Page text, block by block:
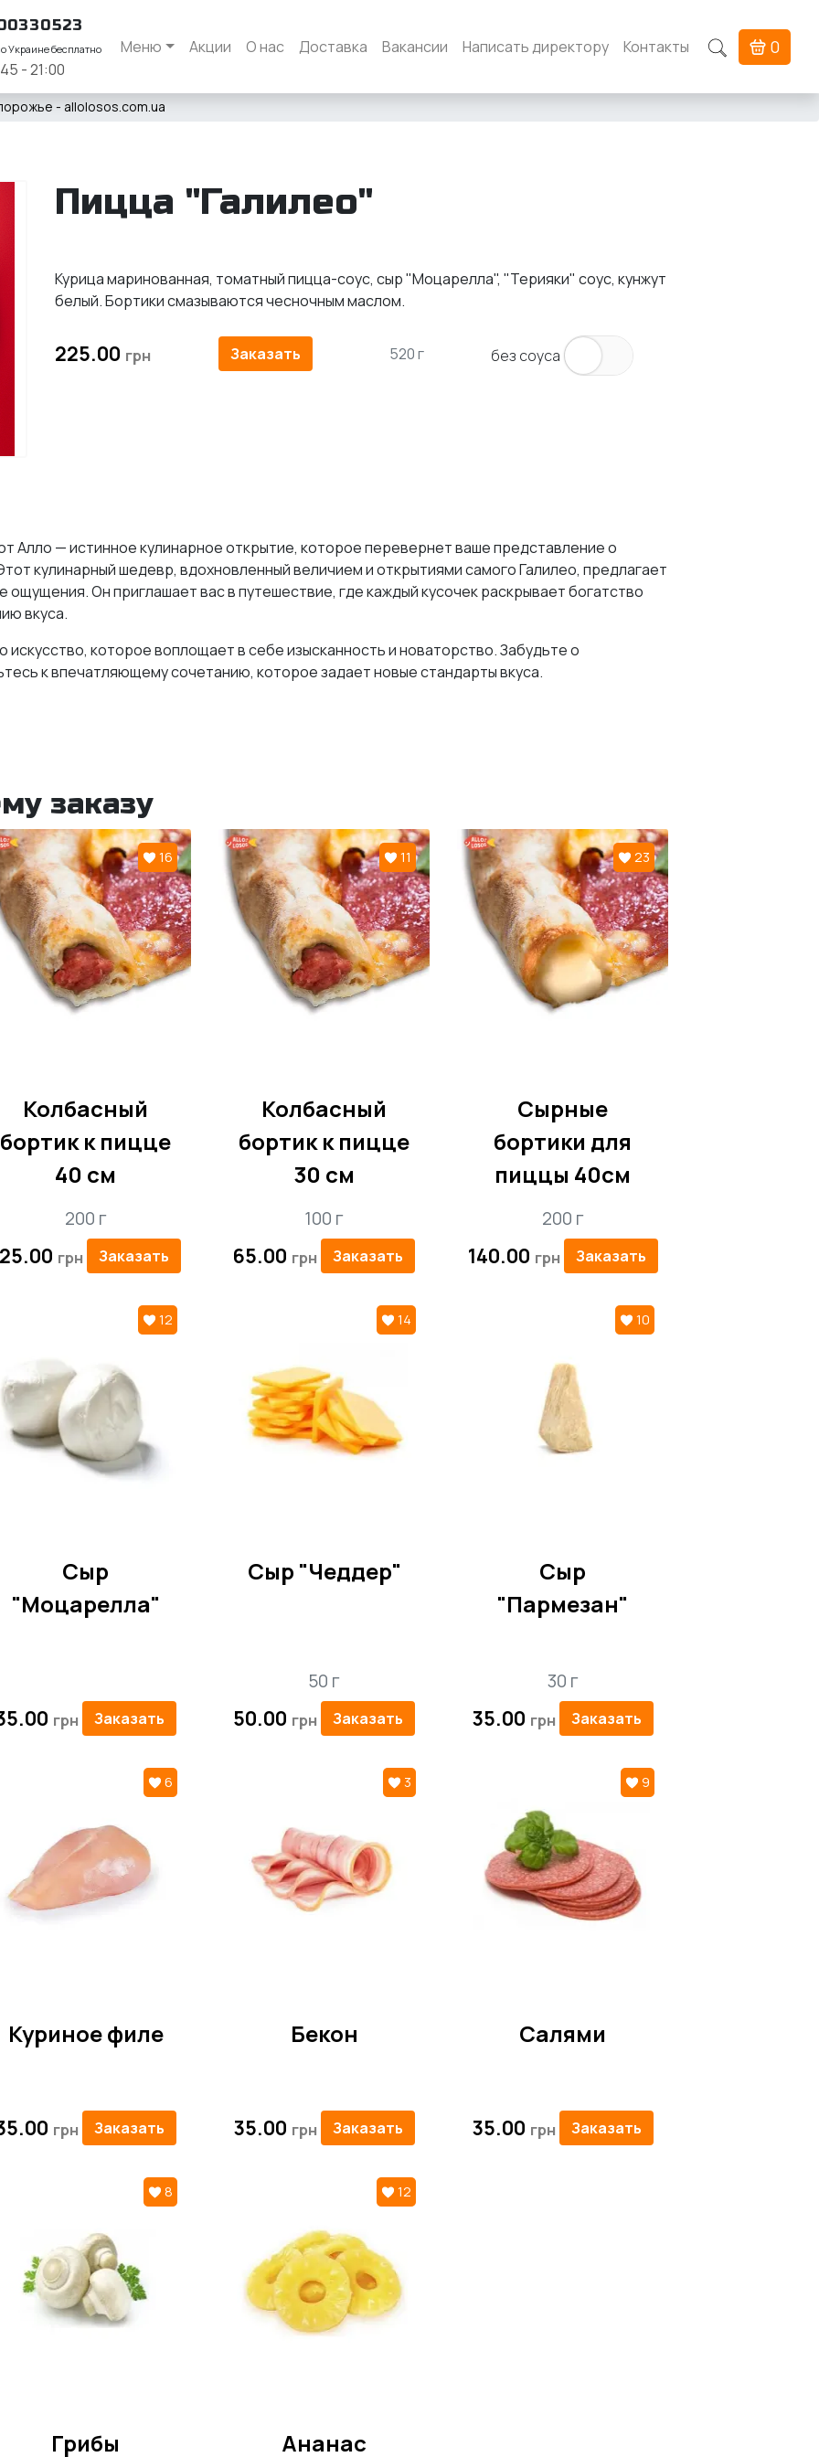
Украине бесплатно
- 21:00
Меню Акции О нас Доставка Вакансии Написать директору Контакты 0
- allolosos.com.ua
Пицца "Галилео"
Курица маринованная, томатный пицца-соус, сыр "Моцарелла", "Терияки" соус, кунжут
белый. Бортики смазываются чесночным маслом.
225.00 Заказать 520 г без соуса
Алло — истинное кулинарное открытие, которое перевернет ваше представление о
кулинарный шедевр, вдохновленный величием и открытиями самого Галилео, предлагает
Он приглашает вас в путешествие, где каждый кусочек раскрывает богатство
вкуса.
которое воплощает в себе изысканность и новаторство. Забудьте о
к впечатляющему сочетанию, которое задает новые стандарты вкуса.
и всегда надежный выбор, придающий яркость и кислинку, создавая идеальный фон для
до золотистой корочки, моцарелла добавляет богатую, кремовую текстуру и
соленые нотки, придавая глубину аромату и экзотическое послевкусие.
хрустящую текстуру и ореховый вкус, делая каждый укус не только вкусным, но и
Завершающий штрих, придающий пикантность и аромат чеснока, делает корочку
невероятно вкусной.
с доставкой у нас
доставки заботится о том, чтобы каждый заказ доставлялся в хорошем состоянии,
вы только что забрали ее из под рук шеф-повара.
заказу
16
Колбасный
бортик к пицце
40 см
200 г
Заказать
11
Колбасный
бортик к пицце
30 см
100 г
65.00 Заказать
23
Сырные
бортики для
пиццы 40см
200 г
140.00 Заказать
12
Сыр
"Моцарелла"
Заказать
14
Сыр "Чеддер"
50 г
50.00 Заказать
10
Сыр
"Пармезан"
30 г
35.00 Заказать
6
Куриное филе
Заказать
3
Бекон
35.00 Заказать
9
Салями
35.00 Заказать
8
Грибы
12
Ананас